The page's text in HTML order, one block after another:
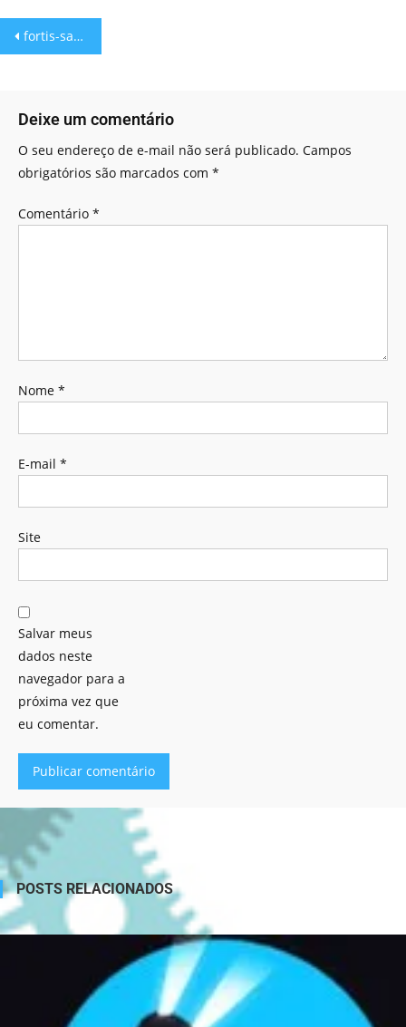
fortis-savedate
Deixe um comentário
O seu endereço de e-mail não será publicado. Campos
obrigatórios são marcados com *
Comentário *
Nome *
E-mail *
Site
Salvar meus
dados neste
navegador para a
próxima vez que
eu comentar.
POSTS RELACIONADOS